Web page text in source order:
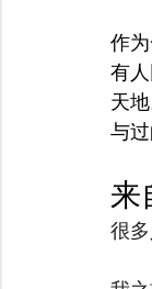
作
有
天
与
来
很